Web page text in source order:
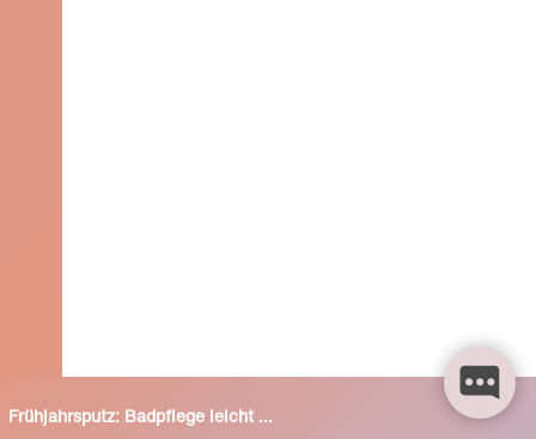
Frühjahrsputz: Badpflege leicht gemacht: